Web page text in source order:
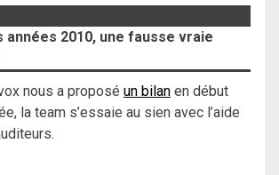
années 2010, une fausse vraie
nous a proposé un bilan en début
la team s’essaie au sien avec l’aide